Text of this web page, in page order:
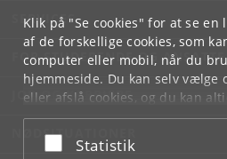
Klik på "Se cookies" for at se
af de forskellige cookies, som
computer eller mobil, når du
hjemmeside. Du kan selv vælge
eller afslå cookies, og du kan
underCookie- og
bunden af hver side.
Acceptér eller afslå
Statistik
SERVICES
FOR STUDERENDE OG ANSATTE
JOB OG KARRIERE
NØDSITUATIONER